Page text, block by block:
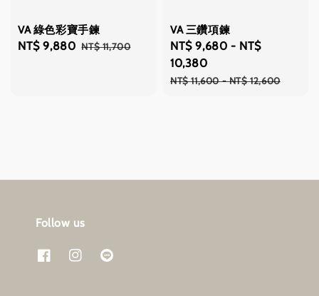
VA 綠色彩寶手鍊
Sale
NT$ 9,880 Regular
NT$ 11,700
VA 三鑽項鍊
Sale
price
NT$ 9,680 - NT$
10,380
Regular
NT$ 11,600-NT$ 12,600
Follow us